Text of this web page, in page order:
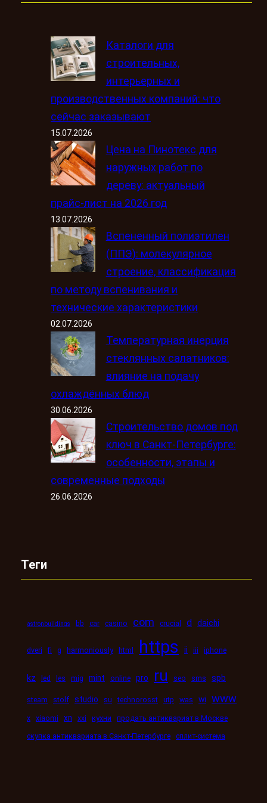
Каталоги для
строительных,
интерьерных и
производственных компаний: что
сейчас заказывают
15.07.2026
Цена на Пинотекс для
наружных работ по
дереву: актуальный
прайс-лист на 2026 год
13.07.2026
Вспененный полиэтилен
(ППЭ): молекулярное
строение, классификация
по методу вспенивания и
технические характеристики
02.07.2026
Температурная инерция
стеклянных салатников:
влияние на подачу
охлаждённых блюд
30.06.2026
Строительство домов под
ключ в Санкт-Петербурге:
особенности, этапы и
современные подходы
26.06.2026
Теги
astronbuildings bb car casino com crucial d daichi
dveri fi g harmoniously html https ii iii iphone
kz led les mig mint online pro ru seo sms spb
steam stolf studio su technorosst utp was wi www
x xiaomi xn xxi кухни
продать антиквариат в Москве
скупка антиквариата в Санкт-Петербурге сплит-система